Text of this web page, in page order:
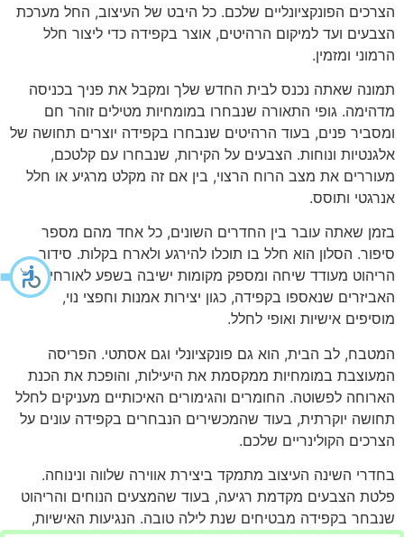
הצרכים הפונקציונליים שלכם. כל היבט של העיצוב, החל מערכת
הצבעים ועד למיקום הרהיטים, אוצר בקפידה כדי ליצור חלל
הרמוני ומזמין.
תמונה שאתה נכנס לבית החדש שלך ומקבל את פניך בכניסה
מדהימה. גופי התאורה שנבחרו במומחיות מטילים זוהר חם
ומסביר פנים, בעוד הרהיטים שנבחרו בקפידה יוצרים תחושה של
אלגנטיות ונוחות. הצבעים על הקירות, שנבחרו עם קלטכם,
מעוררים את מצב הרוח הרצוי, בין אם זה מקלט מרגיע או חלל
אנרגטי ותוסס.
בזמן שאתה עובר בין החדרים השונים, כל אחד מהם מספר
סיפור. הסלון הוא חלל בו תוכלו להירגע ולארח בקלות. סידור
הריהוט מעודד שיחה ומספק מקומות ישיבה בשפע לאורחים.
האביזרים שנאספו בקפידה, כגון יצירות אמנות וחפצי נוי,
מוסיפים אישיות ואופי לחלל.
המטבח, לב הבית, הוא גם פונקציונלי וגם אסתטי. הפריסה
המעוצבת במומחיות ממקסמת את היעילות, והופכת את הכנת
הארוחה לפשוטה. החומרים והגימורים האיכותיים מעניקים לחלל
תחושה יוקרתית, בעוד שהמכשירים הנבחרים בקפידה עונים על
הצרכים הקולינריים שלכם.
בחדרי השינה העיצוב מתמקד ביצירת אווירה שלווה ונינוחה.
פלטת הצבעים מקדמת רגיעה, בעוד שהמצעים הנוחים והריהוט
שנבחר בקפידה מבטיחים שנת לילה טובה. הנגיעות האישיות,